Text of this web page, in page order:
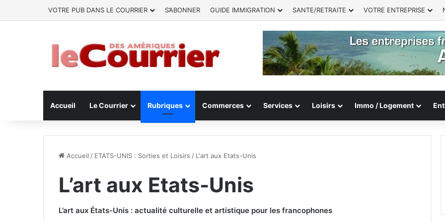
VOTRE PUB DANS LE COURRIER S’ABONNER GUIDE IMMIGRATION SANTE/RETRAITE VOTRE ENTREPRISE
Accueil Le Courrier Rubriques Commerces Services Loisirs Immo / Logement
Accueil / ETATS-UNIS : Sorties et Loisirs / L'art aux Etats-Unis
L’art aux Etats-Unis
L’art aux États-Unis : actualité culturelle et artistique pour les francophones